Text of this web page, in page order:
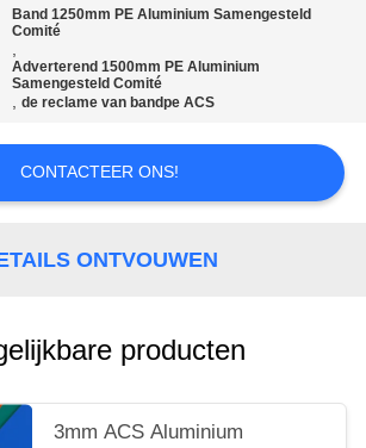
Band 1250mm PE Aluminium Samengesteld
Comité
,
Adverterend 1500mm PE Aluminium
Samengesteld Comité
,de reclame van bandpe ACS
CONTACTEER ONS!
ONTVOUWEN
producten
3mm ACS Aluminium